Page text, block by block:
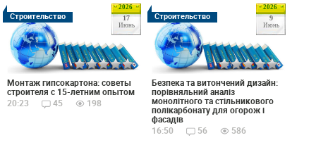
2026
17
Июнь
Строительство
Монтаж гипсокартона: советы
строителя с 15-летним опытом
20:23
45 198
2026
9
Июнь
Строительство
Безпека та витончений дизайн:
порівняльний аналіз
монолітного та стільникового
полікарбонату для огорож і
фасадів
16:50
56 586